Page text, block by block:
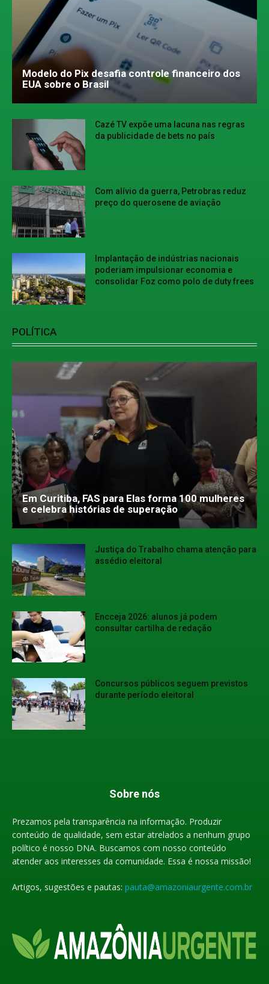
Modelo do Pix desafia controle financeiro dos
EUA sobre o Brasil
Cazé TV expõe uma lacuna nas regras
da publicidade de bets no país
Com alívio da guerra, Petrobras reduz
preço do querosene de aviação
Implantação de indústrias nacionais
poderiam impulsionar economia e
consolidar Foz como polo de duty frees
POLÍTICA
Em Curitiba, FAS para Elas forma 100 mulheres
e celebra histórias de superação
Justiça do Trabalho chama atenção para
assédio eleitoral
Encceja 2026: alunos já podem
consultar cartilha de redação
Concursos públicos seguem previstos
durante período eleitoral
Sobre nós
Prezamos pela transparência na informação. Produzir
conteúdo de qualidade, sem estar atrelados a nenhum grupo
político é nosso DNA. Buscamos com nosso conteúdo
atender aos interesses da comunidade. Essa é nossa missão!
Artigos, sugestões e pautas: pauta@amazoniaurgente.com.br